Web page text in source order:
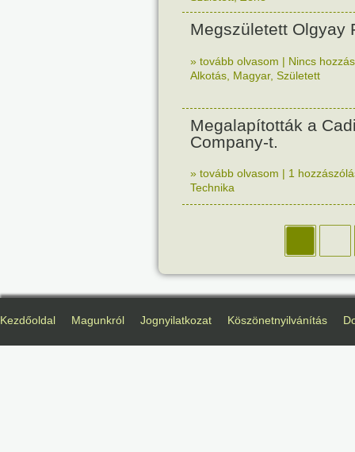
Megszületett Olgyay
» tovább olvasom | Nincs
Alkotás Magyar, Született
Megalapították a
Company-t.
» tovább olvasom | 1
Technika
Kezdőoldal Magunkról Jognyilatkozat Köszönetnyilvánítás